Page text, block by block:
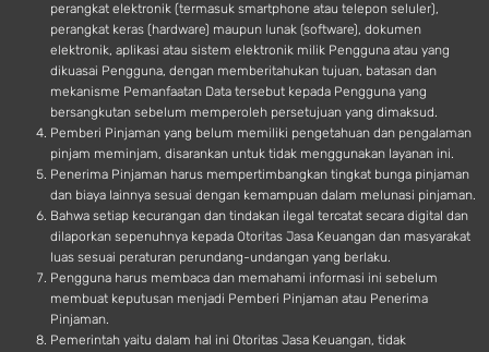
perangkat elektronik (termasuk smartphone atau telepon seluler),
perangkat keras (hardware) maupun lunak (software), dokumen
elektronik, aplikasi atau sistem elektronik milik Pengguna atau yang
dikuasai Pengguna, dengan memberitahukan tujuan, batasan dan
mekanisme Pemanfaatan Data tersebut kepada Pengguna yang
bersangkutan sebelum memperoleh persetujuan yang dimaksud.
Pemberi Pinjaman yang belum memiliki pengetahuan dan pengalaman
pinjam meminjam, disarankan untuk tidak menggunakan layanan ini.
Penerima Pinjaman harus mempertimbangkan tingkat bunga pinjaman
dan biaya lainnya sesuai dengan kemampuan dalam melunasi pinjaman.
Bahwa setiap kecurangan dan tindakan ilegal tercatat secara digital dan
dilaporkan sepenuhnya kepada Otoritas Jasa Keuangan dan masyarakat
luas sesuai peraturan perundang-undangan yang berlaku.
Pengguna harus membaca dan memahami informasi ini sebelum
membuat keputusan menjadi Pemberi Pinjaman atau Penerima
Pinjaman.
Pemerintah yaitu dalam hal ini Otoritas Jasa Keuangan, tidak